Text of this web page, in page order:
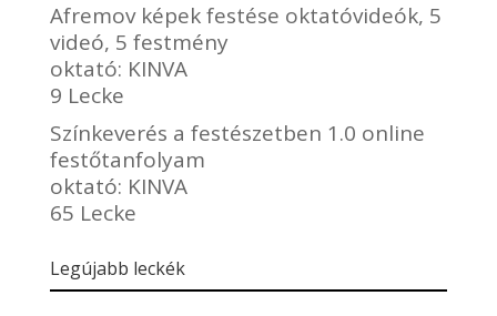
Afremov képek festése oktatóvideók, 5
videó, 5 festmény
oktató: KINVA
9 Lecke
Színkeverés a festészetben 1.0 online
festőtanfolyam
oktató: KINVA
65 Lecke
Legújabb leckék